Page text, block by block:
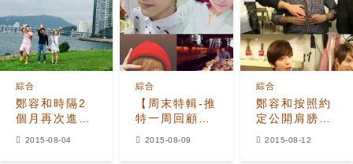
鄭容和時隔2
個月再次進擊
綜合
2015-08-04
【周末特輯-推
特一周回顧】
綜合
2015-08-09
鄭容和按照約
定公開肩膀
綜合
2015-08-12